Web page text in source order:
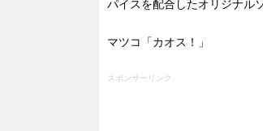
パイスを配合したオリジナル
マツコ「カオス！」
スポンサーリンク